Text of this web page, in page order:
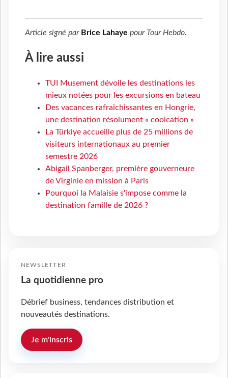
Article signé par Brice Lahaye pour Tour Hebdo.
À lire aussi
TUI Musement dévoile les destinations les
mieux notées pour les excursions en bateau
Des vacances rafraîchissantes en Hongrie,
une destination résolument « coolcation »
La Türkiye accueille plus de 25 millions de
visiteurs internationaux au premier
semestre 2026
Abigail Spanberger, première gouverneure
de Virginie en mission à Paris
Pourquoi la Malaisie s'impose comme la
destination famille de 2026 ?
NEWSLETTER
La quotidienne pro
Débrief business, tendances distribution et
nouveautés destinations.
Je m'inscris